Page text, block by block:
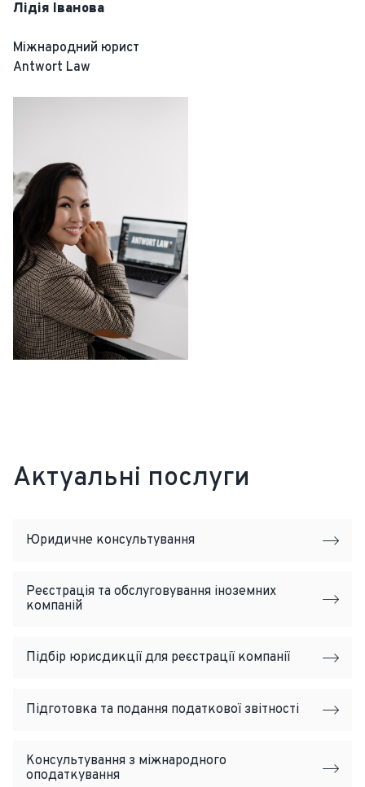
Лідія Іванова
Міжнародний юрист
Antwort Law
Актуальні послуги
Юридичне консультування
Реєстрація та обслуговування іноземних
компаній
Підбір юрисдикції для реєстрації компанії
Підготовка та подання податкової звітності
Консультування з міжнародного
оподаткування